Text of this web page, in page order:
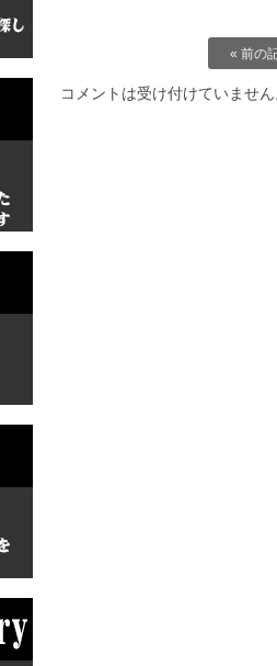
« 前の
コメントは受け付けていませ